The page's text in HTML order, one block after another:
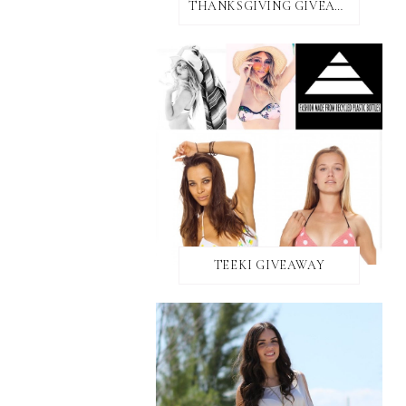
THANKSGIVING GIVEAWAY!
TEEKI GIVEAWAY